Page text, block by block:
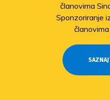
članovima
Sponzoriranje